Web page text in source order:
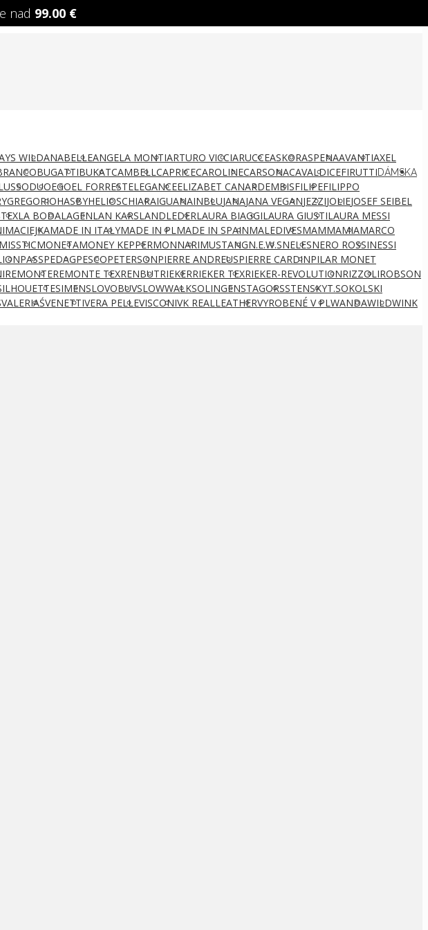
WILDANABELLEANGELA MONTIARTURO VICCIARUCCEASKORASPENAAVANTIAXEL
BUGATTIBUKATCAMBELLCAPRICECAROLINECARSONACAVALDICEFIRUTTI
DUOEGOEL FORRESTELEGANCEELIZABET CANARDEMBISFILIPEFILIPPO
GREGORIOHASBYHELIOSCHIARAIGUANAINBLUJANAJANA VEGANJEZZIJOLIEJOSEF SEIBEL
LA BODALAGENLAN KARSLANDLEDERLAURA BIAGGILAURA GIUSTILAURA MESSI
MACIEJKAMADE IN ITALYMADE IN PLMADE IN SPAINMALEDIVESMAMMAMIAMARCO
MISSTICMONETAMONEY KEPPERMONNARIMUSTANGN.E.W.SNELESNERO ROSSINESSI
PASSPEDAGPESCOPETERSONPIERRE ANDREUSPIERRE CARDINPILAR MONET
REMONTEREMONTE TEXRENBUTRIEKERRIEKER TEXRIEKER-REVOLUTIONRIZZOLIROBSON
SIMENSLOVOBUVSLOWWALKSOLINGENSTAGORSSTENSKYT.SOKOLSKI
VALERIAŚVENETTIVERA PELLEVISCONIVK REALLEATHERVYROBENÉ V PLWANDAWILDWINK
DÁMSKA
nad 99.00 €